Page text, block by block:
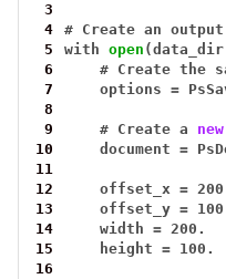
3
4
# Create an output
5
with open (data_dir
6
# Create the
7
options =
8
9
# Create a new
10
document =
11
12
offset_x =
13
offset_y =
14
width = 200.
15
height = 100.
16